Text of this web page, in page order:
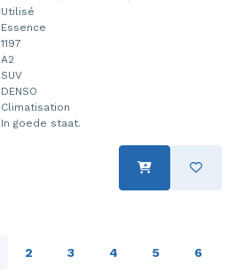
Utilisé
Essence
1197
A2
SUV
DENSO
Climatisation
In goede staat.
2 3 4 5 6